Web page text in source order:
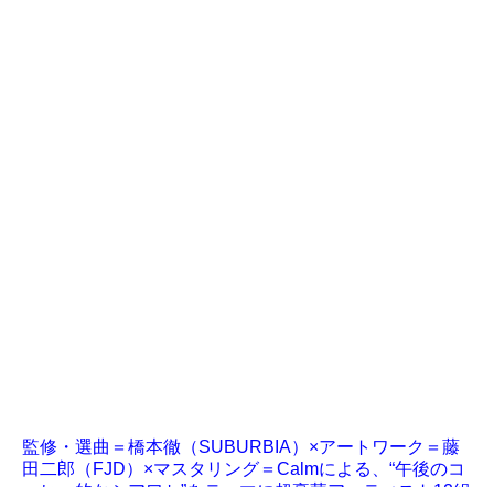
監修・選曲＝橋本徹（SUBURBIA）×アートワーク＝藤
田二郎（FJD）×マスタリング＝Calmによる、“午後のコ